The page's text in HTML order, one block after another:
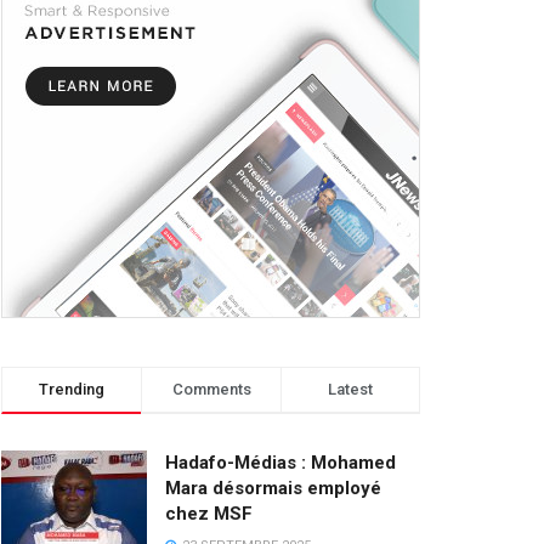
Trending Comments Latest
Hadafo-Médias : Mohamed
Mara désormais employé
chez MSF